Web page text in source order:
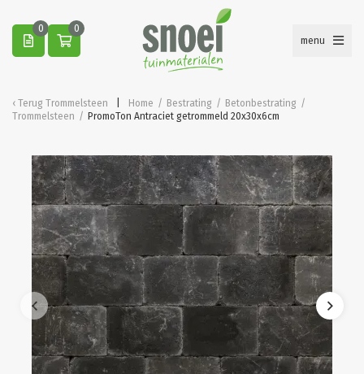
0
0
menu
Terug Trommelsteen Home / Bestrating / Betonbestrating /
Trommelsteen / PromoTon Antraciet getrommeld 20x30x6cm